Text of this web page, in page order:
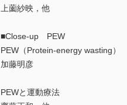
上薗紗映，他
■Close-up PEW
PEW（Protein-energy wasting）
加藤明彦
PEWと運動療法